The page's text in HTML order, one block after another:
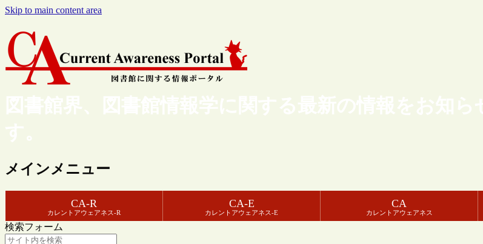
Skip to main content area
図書館界、図書館情報学に関する最新の情報をお知
す。
メインメニュー
CA-R
カレントアウェアネス-R
CA-E
カレントアウェアネス-E
CA
カレントアウェアネス
検索フォーム